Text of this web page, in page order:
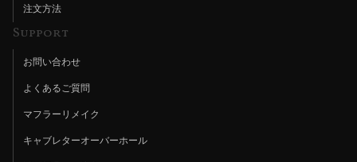
注文方法
Support
お問い合わせ
よくあるご質問
マフラーリメイク
キャブレターオーバーホール